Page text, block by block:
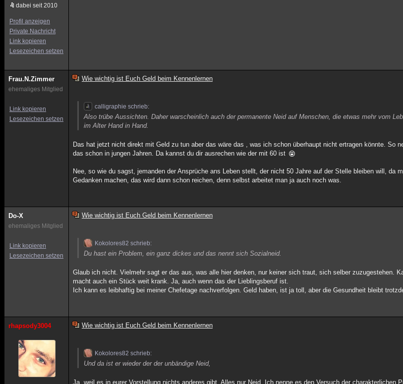
dabei seit 2010
Profil anzeigen
Private Nachricht
Link kopieren
Lesezeichen setzen
Frau.N.Zimmer
ehemaliges Mitglied
Link kopieren
Lesezeichen setzen
Wie wichtig ist Euch Geld beim Kennenlernen
calligraphie schrieb:
Also trübe Aussichten. Daher warscheinlich auch der permanente Neid auf Menschen, die etwas mehr vom
im Alter Hand in Hand.
Das hat jetzt nicht direkt mit Geld zu tun aber das wäre das , was ich schon überhaupt nicht ertragen könnte. So
das schon in jungen Jahren. Da kannst du dir ausrechen wie der mit 60 ist
Nee, so wie du sagst, jemanden der Ansprüche ans Leben stellt, der nicht 50 Jahre auf der Stelle bleiben will, da
Gedanken machen, das wird dann schon reichen, denn selbst arbeitet man ja auch noch was.
Do-X
ehemaliges Mitglied
Link kopieren
Lesezeichen setzen
Wie wichtig ist Euch Geld beim Kennenlernen
Kokolores82 schrieb:
Du hast ein Problem, ein ganz dickes und das nennt sich Sozialneid.
Glaub ich nicht. Vielmehr sagt er das aus, was alle hier denken, nur keiner sich traut, sich selber zuzugestehen.
macht auch ein Stück weit krank. Ja, auch wenn das der Lieblingsberuf ist.
Ich kann es leibhaftig bei meiner Chefetage nachverfolgen. Geld haben, ist ja toll, aber die Gesundheit bleibt
rhapsody3004 Wie wichtig ist Euch Geld beim Kennenlernen
Kokolores82 schrieb:
Und da ist er wieder der der unbändige Neid,
Ja, weil es in eurer Vorstellung nichts anderes gibt. Alles nur Neid. Ich nenne es den Versuch der charakterlichen